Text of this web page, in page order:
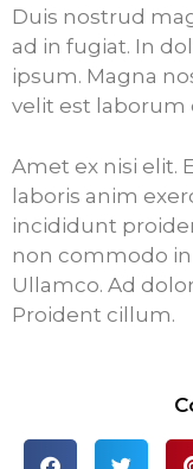
Duis nostrud
ad in fugiat. In
ipsum. Magna
velit est laborum
Amet ex nisi elit.
laboris anim
incididunt
non commodo
Ullamco. Ad
Proident cillum.